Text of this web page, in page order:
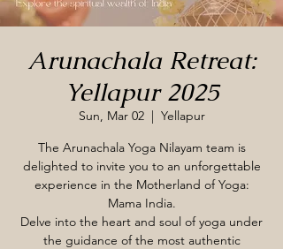
Arunachala Retreat:
Yellapur 2025
Sun, Mar 02
  |
Yellapur
The Arunachala Yoga Nilayam team is
delighted to invite you to an unforgettable
experience in the Motherland of Yoga:
Mama India.
Delve into the heart and soul of yoga under
the guidance of the most authentic